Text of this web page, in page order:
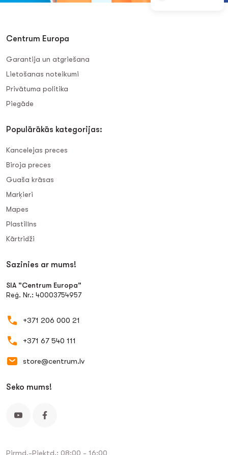
Centrum Europa
Garantija un atgriešana
Lietošanas noteikumi
Privātuma politika
Piegāde
Populārākās kategorijas:
Kancelejas preces
Biroja preces
Guaša krāsas
Marķieri
Mapes
Plastilīns
Kārtridži
Sazinies ar mums!
SIA "Centrum Europa"
Reģ. Nr.: 40003754957
+371 206 000 21
+371 67 540 111
store@centrum.lv
Seko mums!
Pirmd.-Piektd.: 08:00 - 16:00